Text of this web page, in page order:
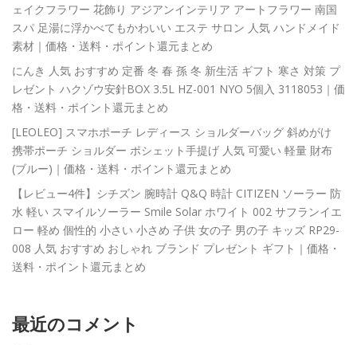
ェイクフラワー 花飾り アジアンインテリア アートフラワー 南国
スパ 足湯に浮かべてもかわいい エステ サロン 人気 ハンドメイド
素材｜価格・送料・ポイント還元まとめ
にんき 人気 おすすめ 定番 冬 春 孫 冬 新生活 ギフト 寒さ 対策 プ
レゼント ハクゾウ安針BOX 3.5L HZ-001 NYO 5個入 3118053｜価
格・送料・ポイント還元まとめ
[LEOLEO] スマホポーチ レディース ショルダーバッグ 斜めがけ
携帯ポーチ ショルダー ポシェット手提げ 人気 可愛い 軽量 財布
(ブルー)｜価格・送料・ポイント還元まとめ
【レビュー4件】シチズン 腕時計 Q&Q 時計 CITIZEN ソーラー 防
水 軽い スマイルソーラー Smile Solar ホワイト 002 サフランイエ
ロー 軽め 個性的 小さい 小さめ 子供 女の子 男の子 キッズ RP29-
008 人気 おすすめ おしゃれ ブランド プレゼント ギフト｜価格・
送料・ポイント還元まとめ
最近のコメント